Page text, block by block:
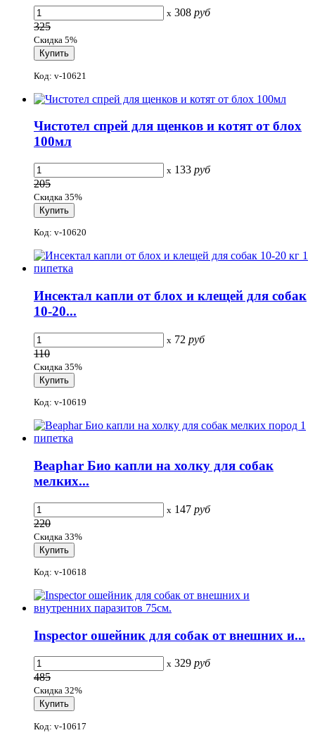
x 308 руб
325
Скидка 5%
Код: v-10621
Чистотел спрей для щенков и котят от блох
100мл
x 133 руб
205
Скидка 35%
Код: v-10620
Инсектал капли от блох и клещей для собак
10-20...
x 72 руб
110
Скидка 35%
Код: v-10619
Beaphar Био капли на холку для собак
мелких...
x 147 руб
220
Скидка 33%
Код: v-10618
Inspector ошейник для собак от внешних и...
x 329 руб
485
Скидка 32%
Код: v-10617